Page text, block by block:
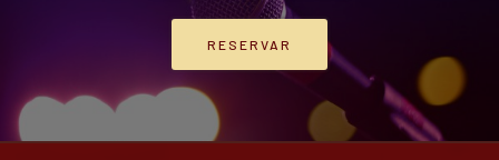
RESERVAR